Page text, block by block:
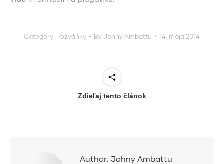
Category: Pozvánky By Johny Ambattu 14. mája 2014
Zdieľaj tento článok
Author: Johny Ambattu